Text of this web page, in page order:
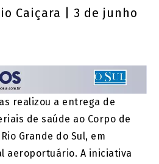
Caiçara | 3 de junho
realizou a entrega de
de saúde ao Corpo de
Grande do Sul, em
aeroportuário. A iniciativa